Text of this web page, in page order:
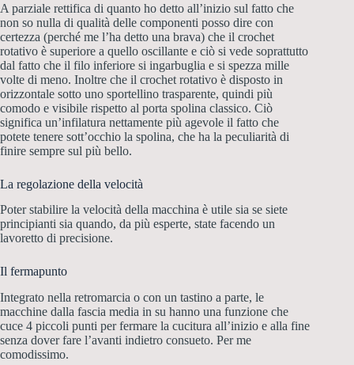
A parziale rettifica di quanto ho detto all’inizio sul fatto che
non so nulla di qualità delle componenti posso dire con
certezza (perché me l’ha detto una brava) che il crochet
rotativo è superiore a quello oscillante e ciò si vede soprattutto
dal fatto che il filo inferiore si ingarbuglia e si spezza mille
volte di meno. Inoltre che il crochet rotativo è disposto in
orizzontale sotto uno sportellino trasparente, quindi più
comodo e visibile rispetto al porta spolina classico. Ciò
significa un’infilatura nettamente più agevole il fatto che
potete tenere sott’occhio la spolina, che ha la peculiarità di
finire sempre sul più bello.
La regolazione della velocità
Poter stabilire la velocità della macchina è utile sia se siete
principianti sia quando, da più esperte, state facendo un
lavoretto di precisione.
Il fermapunto
Integrato nella retromarcia o con un tastino a parte, le
macchine dalla fascia media in su hanno una funzione che
cuce 4 piccoli punti per fermare la cucitura all’inizio e alla fine
senza dover fare l’avanti indietro consueto. Per me
comodissimo.